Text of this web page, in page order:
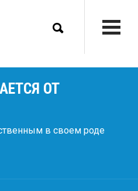
ОТ
в своем роде